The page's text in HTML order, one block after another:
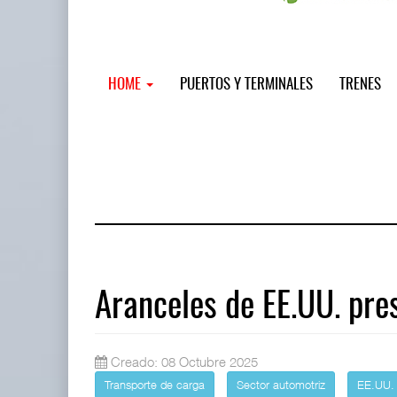
HOME PUERTOS Y TERMINALES TRENES
Aranceles de EE.UU.
Creado: 08 Octubre 2025
Transporte de carga Sector automotriz EE.UU.
Miguel Ángel Bres encabezará
07 AGO 2026